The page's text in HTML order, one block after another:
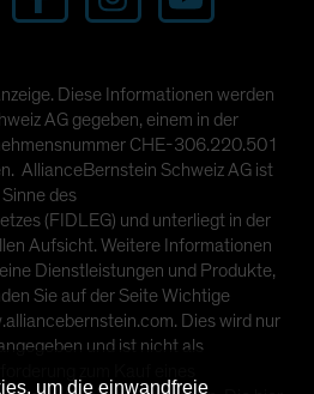
Diese Informationen werden
AG gegeben, einem in der
CHE-306.220.501
AllianceBernstein Schweiz AG ist
des
(FIDLEG) und unterliegt in der
Aufsicht. Weitere Informationen
Dienstleistungen und Produkte,
Sie auf der Seite Wichtige
Dies wird nur
und ist nicht als
um die einwandfreie